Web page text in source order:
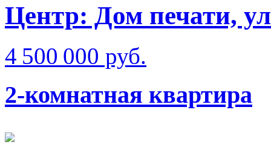
Центр: Дом печати,
4 500 000 руб.
2-комнатная квартира